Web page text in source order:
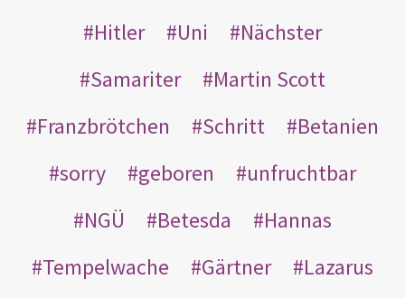
Hitler
Uni
Nächster
Samariter
Martin Scott
Franzbrötchen
Schritt
Betanien
sorry
geboren
unfruchtbar
NGÜ
Betesda
Hannas
Tempelwache
Gärtner
Lazarus